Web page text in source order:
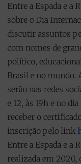
Entre a Espada e a
sobre o Dia
discutir assuntos
com nomes de
político,
Brasil e no mundo.
serão nas redes
e 12, às 19h e no
receber o
inscrição pelo link
Entre a Espada e a
realizada em 2020,